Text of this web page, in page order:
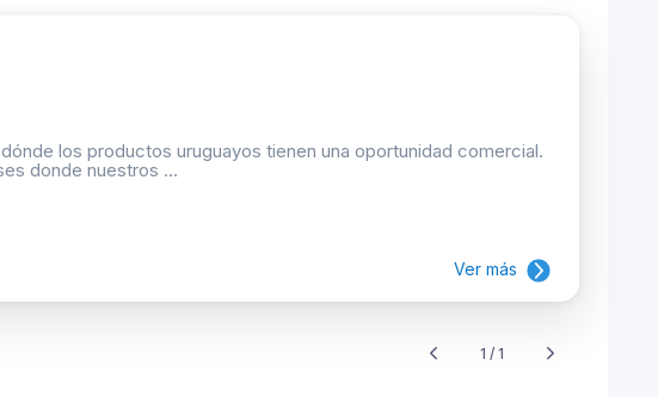
los productos uruguayos tienen una oportunidad comercial.
donde nuestros ...
Ver más
1 / 1